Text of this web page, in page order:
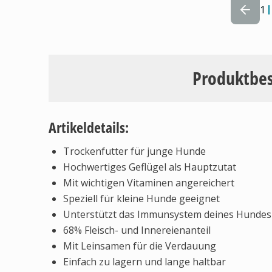
1
Artikeldetails:
Trockenfutter für junge Hunde
Hochwertiges Geflügel als Hauptzutat
Mit wichtigen Vitaminen angereichert
Speziell für kleine Hunde geeignet
Unterstützt das Immunsystem deines Hundes
68% Fleisch- und Innereienanteil
Mit Leinsamen für die Verdauung
Einfach zu lagern und lange haltbar